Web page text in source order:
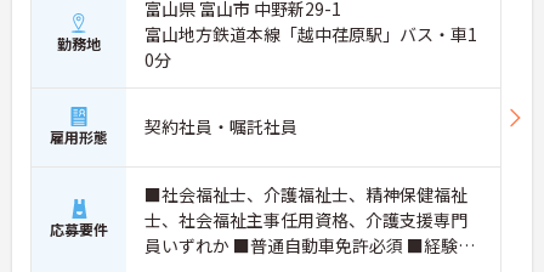
勤務地
富山県 富山市 中野新29-1
富山地方鉄道本線「越中荏原駅」バス・車1
0分
雇用形態 契約社員・嘱託社員
応募要件
■社会福祉士、介護福祉士、精神保健福祉
士、社会福祉主事任用資格、介護支援専門
員いずれか ■普通自動車免許必須 ■経験必